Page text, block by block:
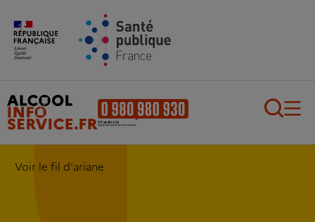
Aller au contenu principal
Voir le fil d'ariane